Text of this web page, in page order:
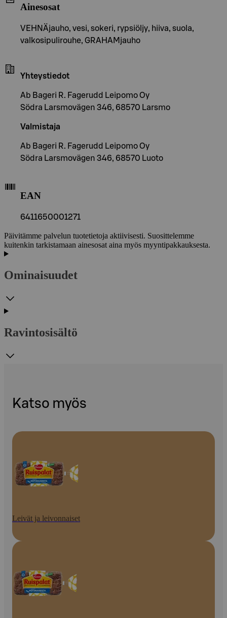
Ainesosat
VEHNÄjauho, vesi, sokeri, rypsiöljy, hiiva, suola,
valkosipulirouhe, GRAHAMjauho
Yhteystiedot
Ab Bageri R. Fagerudd Leipomo Oy
Södra Larsmovägen 346, 68570 Larsmo
Valmistaja
Ab Bageri R. Fagerudd Leipomo Oy
Södra Larsmovägen 346, 68570 Luoto
EAN
6411650001271
Päivitämme palvelun tuotetietoja aktiivisesti. Suosittelemme
kuitenkin tarkistamaan ainesosat aina myös myyntipakkauksesta.
Ominaisuudet
Ravintosisältö
Katso myös
Leivät ja leivonnaiset